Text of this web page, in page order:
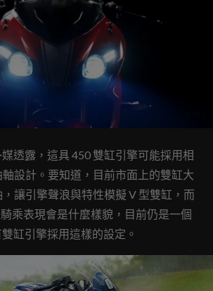
透露，這具 450 雙缸引擎可能採用相
軸設計。要知道，目前市面上的雙缸大
讓引擎聲浪與特性模擬 V 型雙缸，而
乘表現會是什麼樣貌，目前仍是一個
缸引擎採用這樣的設定。